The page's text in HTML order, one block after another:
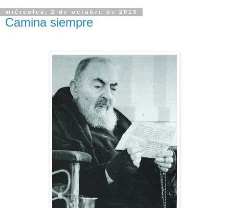
miércoles, 2 de octubre de 2013
Camina siempre